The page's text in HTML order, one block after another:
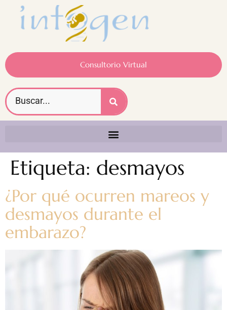
Consultorio Virtual
Etiqueta: desmayos
¿Por qué ocurren mareos y
desmayos durante el
embarazo?